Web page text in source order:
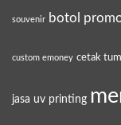
souvenir botol
custom emoney cetak
jasa uv printing